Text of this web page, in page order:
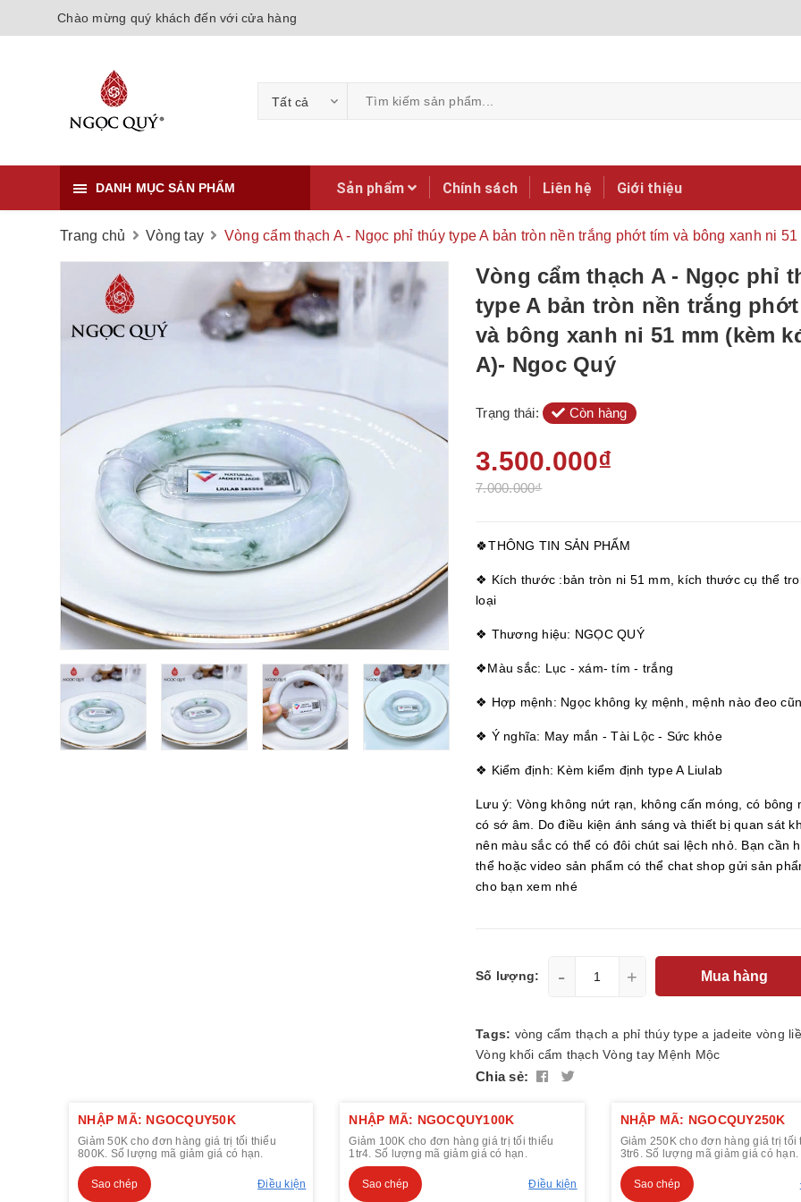
Chào mừng quý khách đến với cửa hàng
Tất cả
DANH MỤC SẢN PHẨM Sản phẩm Chính sách Liên hệ Giới thiệu
Trang chủ Vòng tay Vòng cẩm thạch A - Ngọc phỉ thúy type A bản tròn nền trắng phớt tím và bông xanh ni
Vòng cẩm thạch A - Ngọc phỉ
type A bản tròn nền trắng
và bông xanh ni 51 mm (kèm
A)- Ngoc Quý
Trạng thái: Còn hàng
3.500.000₫
7.000.000₫
🍀THÔNG TIN SẢN PHẨM
❖ Kích thước :bản tròn ni 51 mm, kích thước cụ thể
loại
❖ Thương hiệu: NGỌC QUÝ
❖Màu sắc: Lục - xám- tím - trắng
❖ Hợp mệnh: Ngọc không kỵ mệnh, mệnh nào đeo
❖ Ý nghĩa: May mắn - Tài Lộc - Sức khỏe
❖ Kiểm định: Kèm kiểm định type A Liulab
Lưu ý: Vòng không nứt rạn, không cấn móng, có bông
có sớ âm. Do điều kiện ánh sáng và thiết bị quan sát
nên màu sắc có thể có đôi chút sai lệch nhỏ. Bạn cần
thể hoặc video sản phẩm có thể chat shop gửi sản
cho bạn xem nhé
Số lượng: - + Mua hàng
Tags: vòng cẩm thạch a phỉ thúy type a jadeite vòng
Vòng khối cẩm thạch Vòng tay Mệnh Mộc
Chia sẻ:
NHẬP MÃ: NGOCQUY50K
Giảm 50K cho đơn hàng giá trị tối thiểu
800K. Số lượng mã giảm giá có hạn.
Sao chép Điều kiện
NHẬP MÃ: NGOCQUY100K
Giảm 100K cho đơn hàng giá trị tối thiểu
1tr4. Số lượng mã giảm giá có hạn.
Sao chép Điều kiện
NHẬP MÃ: NGOCQUY250K
Giảm 250K cho đơn hàng giá trị tối
3tr6. Số lượng mã giảm giá có hạn.
Sao chép